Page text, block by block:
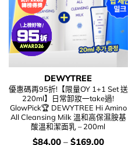
DEWYTREE
優惠碼再95折!【限量OY 1+1 Set 送
220ml】日常卸妝一take過!
GlowPick🏆 DEWYTREE Hi Amino
All Cleansing Milk 溫和高保濕胺基
酸溫和潔面乳 – 200ml
價
$84.00– $169.00